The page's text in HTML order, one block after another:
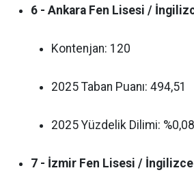
6 - Ankara Fen Lisesi /
Kontenjan: 120
2025 Taban Puanı: 494,51
2025 Yüzdelik Dilimi: %0,08
7 - İzmir Fen Lisesi / İngilizce